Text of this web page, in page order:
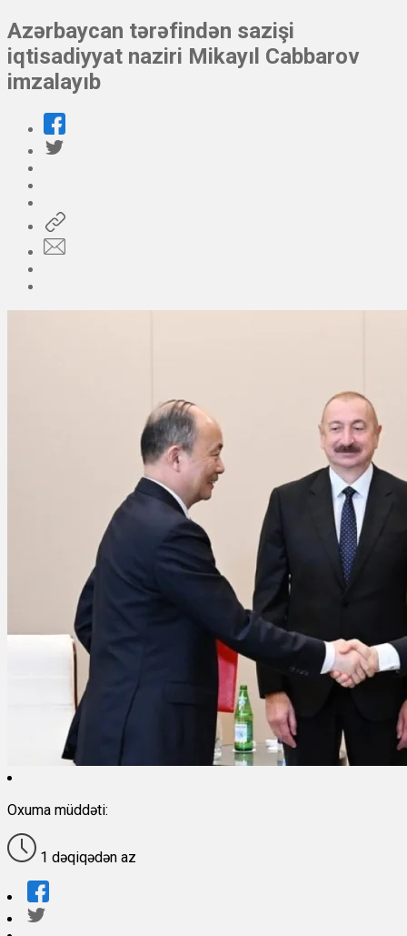
Azərbaycan tərəfindən sazişi
iqtisadiyyat naziri Mikayıl Cabbarov
imzalayıb
Oxuma müddəti:
1 dəqiqədən az